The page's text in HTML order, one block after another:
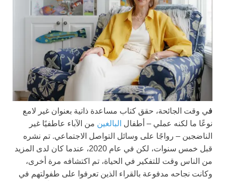
في وقت الجائحة، حقق كتاب مساعدة ذاتية بعنوان غير لامع
نوعًا ما لكنه عملي – أطفال البالغين من الآباء عاطفيًا غير
الناضجين – رواجًا على وسائل التواصل الاجتماعي. تم نشره
قبل خمس سنوات، لكن في عام 2020، عندما كان لدى المزيد
من الناس وقت للتفكير في الحياة، تم اكتشافه مرة أخرى،
وكانت نجاحه مدفوعة بالقراء الذين تعرفوا على طفولتهم في